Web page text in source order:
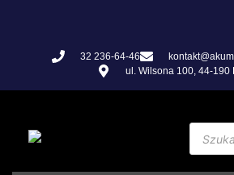
32 236-64-46
ul. Wilsona 100, 44-190